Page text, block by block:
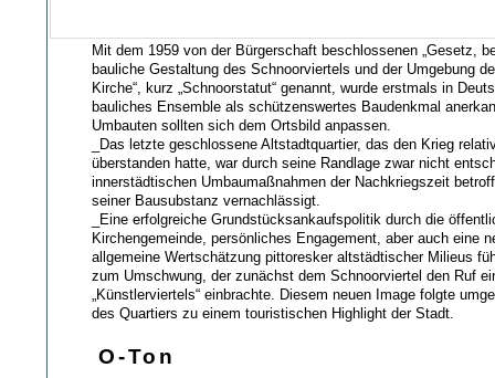
Mit dem 1959 von der Bürgerschaft beschlossenen „Gesetz,
bauliche Gestaltung des Schnoorviertels und der Umgebung
Kirche“, kurz „Schnoorstatut“ genannt, wurde erstmals in
bauliches Ensemble als schützenswertes Baudenkmal
Umbauten sollten sich dem Ortsbild anpassen.
_Das letzte geschlossene Altstadtquartier, das den Krieg
überstanden hatte, war durch seine Randlage zwar nicht
innerstädtischen Umbaumaßnahmen der Nachkriegszeit
seiner Bausubstanz vernachlässigt.
_Eine erfolgreiche Grundstücksankaufspolitik durch die
Kirchengemeinde, persönliches Engagement, aber auch eine
allgemeine Wertschätzung pittoresker altstädtischer Milieus
zum Umschwung, der zunächst dem Schnoorviertel den Ruf
„Künstlerviertels“ einbrachte. Diesem neuen Image folgte
des Quartiers zu einem touristischen Highlight der Stadt.
O-Ton